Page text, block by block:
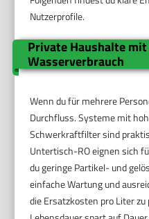
Nutzerprofile.
Private Haushalte
Wasserverbrauch
Wenn du für mehrere
Durchfluss. Systeme mit
Schwerkraftfilter sind
Untertisch-RO eignen sich
du geringe Partikel- und
einfache Wartung und
die Ersatzkosten pro Liter